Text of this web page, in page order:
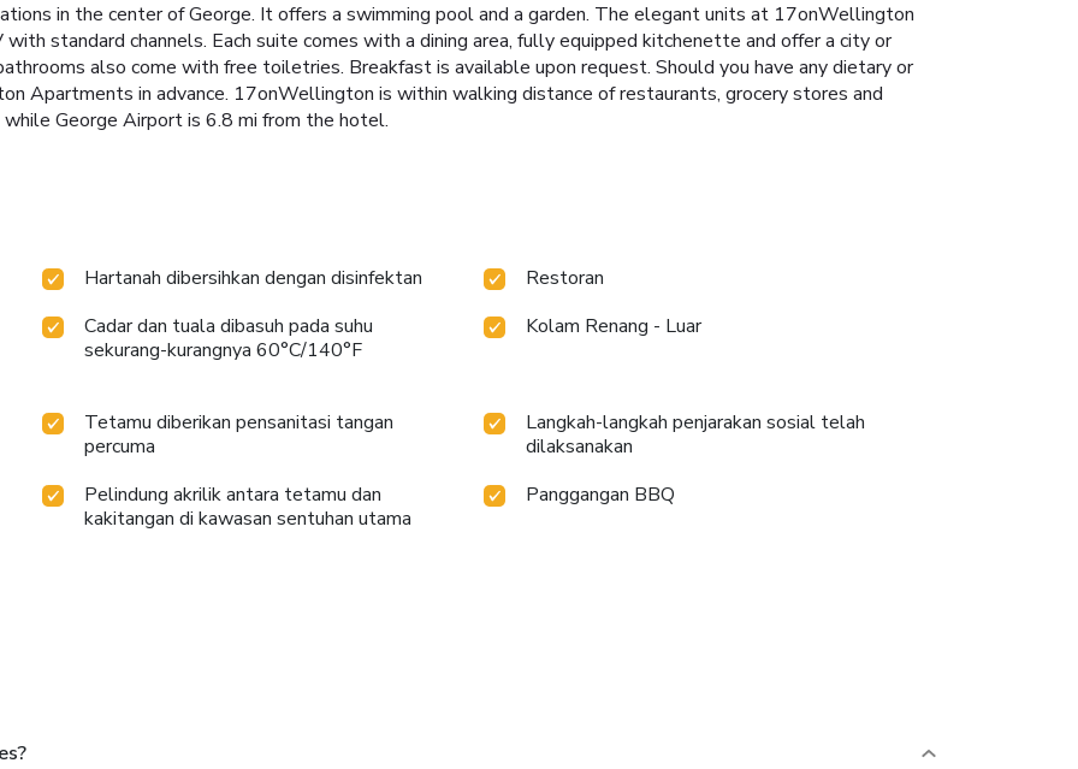
in the center of George. It offers a swimming pool and a garden. The elegant units at 17onWellington
standard channels. Each suite comes with a dining area, fully equipped kitchenette and offer a city or
also come with free toiletries. Breakfast is available upon request. Should you have any dietary or
Apartments in advance. 17onWellington is within walking distance of restaurants, grocery stores and
George Airport is 6.8 mi from the hotel.
Hartanah dibersihkan dengan disinfektan
Restoran
Cadar dan tuala dibasuh pada suhu
sekurang-kurangnya 60°C/140°F
Kolam Renang - Luar
Tetamu diberikan pensanitasi tangan
percuma
Langkah-langkah penjarakan sosial telah
dilaksanakan
Pelindung akrilik antara tetamu dan
kakitangan di kawasan sentuhan utama
Panggangan BBQ